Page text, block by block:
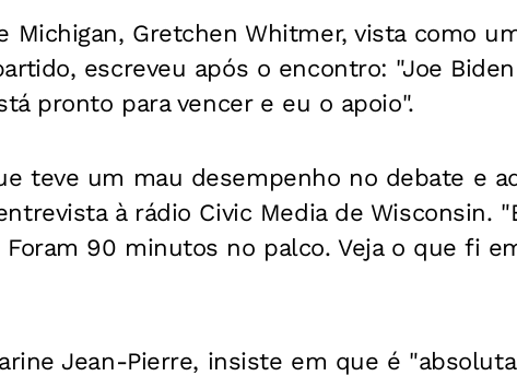
Michigan, Gretchen Whitmer, vista como
escreveu após o encontro: "Joe
pronto para vencer e eu o apoio".
teve um mau desempenho no debate e
à rádio Civic Media de Wisconsin.
90 minutos no palco. Veja o que fi
Jean-Pierre, insiste em que é